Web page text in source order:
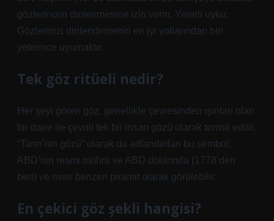
gözlerinizin dinlenmesine izin verin. Yeterli uyku:
Gözlerinizi dinlendirmenin en iyi yollarından biri
yeterince uyumaktır.
Tek göz ritüeli nedir?
Her şeyi gören göz, genellikle çevresinden ışınları olan
bir daire ile çevrili tek bir insan gözü olarak temsil edilir.
“Tanrı’nın gözü” olarak da adlandırılan bu sembol,
ABD’nin resmi mührü ve ABD dolarında (1778’den
beri) ve mısır benzeri piramit olarak görülebilir.
En çekici göz şekli hangisi?